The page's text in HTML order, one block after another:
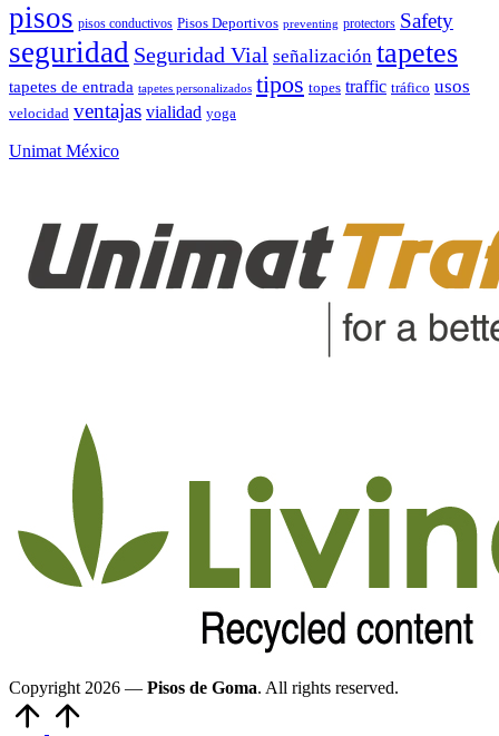
pisos pisos conductivos Pisos Deportivos preventing protectors Safety
seguridad Seguridad Vial señalización tapetes
tapetes de entrada tapetes personalizados tipos topes traffic tráfico usos
velocidad ventajas vialidad yoga
Unimat México
Copyright 2026 — Pisos de Goma. All rights reserved.